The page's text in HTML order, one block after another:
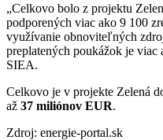
„Celkovo bolo z projektu
podporených viac ako 9 100
využívanie obnoviteľných
preplatených poukážok je
SIEA.
Celkovo je v projekte Zelená
až 37 miliónov EUR.
Zdroj: energie-portal.sk